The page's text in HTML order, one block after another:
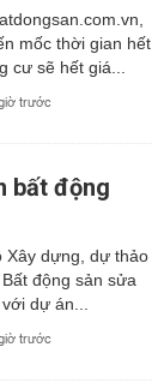
mốc thời gian hết
cư sẽ hết giá...
trước
bất động
Xây dựng, dự thảo
động sản sửa
dự án...
trước